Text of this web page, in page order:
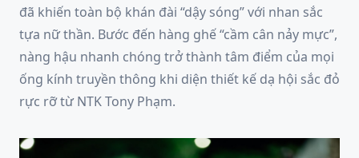
đã khiến toàn bộ khán đài “dậy sóng” với nhan sắc
tựa nữ thần. Bước đến hàng ghế “cầm cân nảy mực”,
nàng hậu nhanh chóng trở thành tâm điểm của mọi
ống kính truyền thông khi diện thiết kế dạ hội sắc đỏ
rực rỡ từ NTK Tony Phạm.